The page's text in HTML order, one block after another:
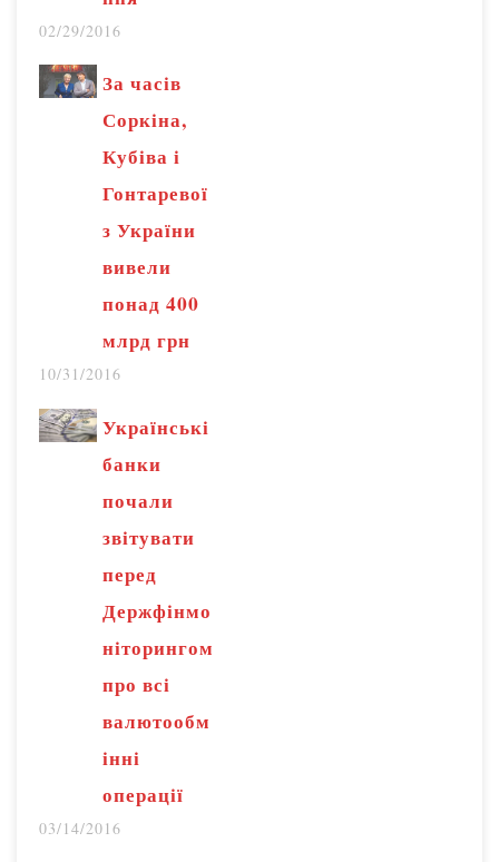
02/29/2016
За часів
Соркіна,
Кубіва і
Гонтаревої
з України
вивели
понад 400
млрд грн
10/31/2016
Українські
банки
почали
звітувати
перед
Держфінмо
ніторингом
про всі
валютообм
інні
операції
03/14/2016